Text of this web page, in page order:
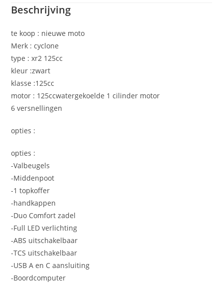
Beschrijving
te koop : nieuwe moto
Merk : cyclone
type : xr2 125cc
kleur :zwart
klasse :125cc
motor : 125ccwatergekoelde 1 cilinder motor
6 versnellingen
opties :
opties :
-Valbeugels
-Middenpoot
-1 topkoffer
-handkappen
-Duo Comfort zadel
-Full LED verlichting
-ABS uitschakelbaar
-TCS uitschakelbaar
-USB A en C aansluiting
-Boordcomputer